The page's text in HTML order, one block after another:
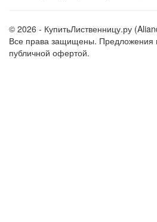
© 2026 - КупитьЛиственницу.ру
Все права защищены. Предложения
публичной офертой.